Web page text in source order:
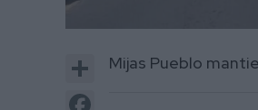
39
seconds
0%
Share
Mijas Pueblo